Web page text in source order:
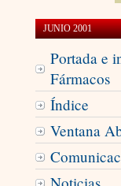
JUNIO 2001
Portada e
Fármacos
Índice
Ventana